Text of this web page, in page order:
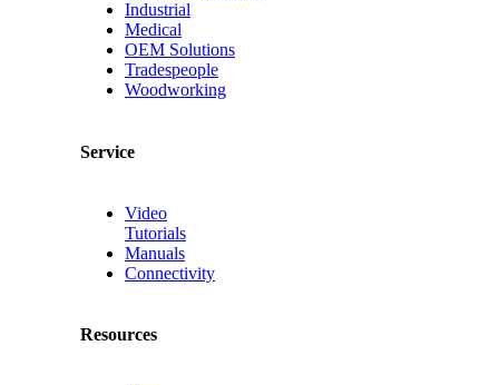
Industrial
Medical
OEM Solutions
Tradespeople
Woodworking
Service
Video
Tutorials
Manuals
Connectivity
Resources